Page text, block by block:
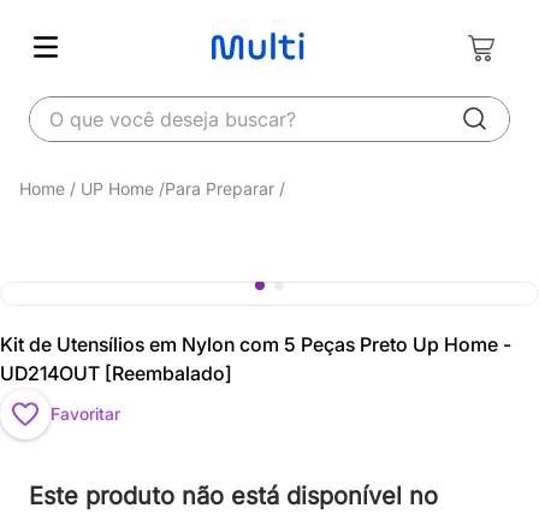
O que você deseja buscar?
UP Home Para Preparar
Kit de Utensílios em Nylon com 5 Peças Preto Up Home -
UD214OUT [Reembalado]
Favoritar
Este produto não está disponível no